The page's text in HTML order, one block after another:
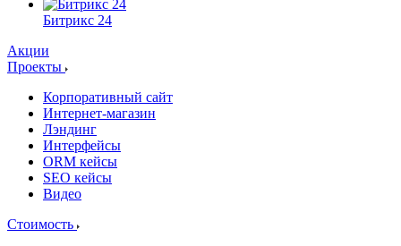
Битрикс 24
Акции
Проекты
Корпоративный сайт
Интернет-магазин
Лэндинг
Интерфейсы
ORM кейсы
SEO кейсы
Видео
Стоимость